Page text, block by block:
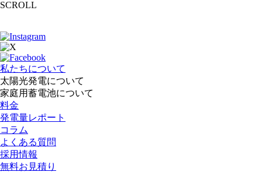
SCROLL
私たちについて
太陽光発電について
家庭用蓄電池について
料金
発電量レポート
コラム
よくある質問
採用情報
無料お見積り